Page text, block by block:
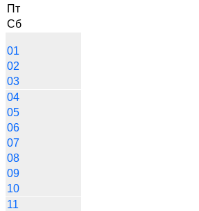
Пт
Сб
01
02
03
04
05
06
07
08
09
10
11